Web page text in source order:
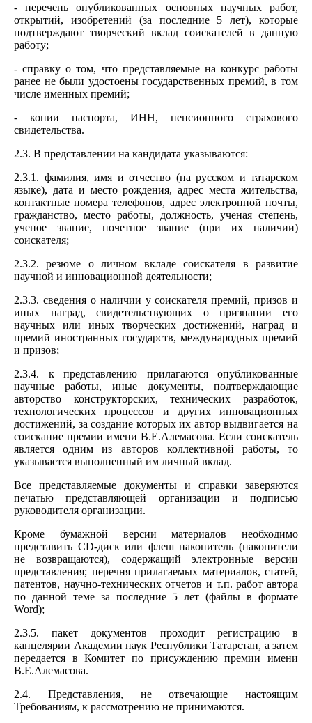
- перечень опубликованных основных научных работ,
открытий, изобрете­ний (за последние 5 лет), которые
подтверждают творческий вклад соискателей в данную
работу;
- справку о том, что представляемые на конкурс работы
ранее не были удостоены государственных премий, в том
числе именных премий;
- копии паспорта, ИНН, пенсионного страхового
свидетельства.
2.3. В представлении на кандидата указываются:
2.3.1. фамилия, имя и отчество (на русском и татарском
языке), дата и место рождения, адрес места жительства,
контактные номера телефонов, адрес электронной почты,
гражданство, место работы, должность, ученая степень,
ученое звание, почетное звание (при их наличии)
соискателя;
2.3.2. резюме о личном вкладе соискателя в развитие
научной и инновационной деятельности;
2.3.3. сведения о наличии у соискателя премий, призов и
иных наград, свидетельствующих о признании его
научных или иных творческих достижений, наград и
премий иностранных государств, международных премий
и призов;
2.3.4. к представлению прилагаются опубликованные
научные работы, иные документы, подтверждающие
авторство конструкторских, технических разработок,
технологических процессов и других инновационных
достижений, за создание которых их автор выдвигается на
соискание премии имени В.Е.Алемасова. Если соискатель
является одним из авторов коллективной работы, то
указывается выполненный им личный вклад.
Все представляемые документы и справки заверяются
печатью представляющей организации и подписью
руководителя организации.
Кроме бумажной версии материалов необходимо
представить СD-диск или флеш накопитель (накопители
не возвращаются), содержащий электронные версии
представления; перечня прилагаемых материалов, статей,
патентов, научно-технических отчетов и т.п. работ автора
по данной теме за последние 5 лет (файлы в формате
Word);
2.3.5. пакет документов проходит регистрацию в
канцелярии Академии наук Республики Татарстан, а затем
передается в Комитет по присуждению премии имени
В.Е.Алемасова.
2.4. Представления, не отвечающие настоящим
Требованиям, к рассмотрению не принимаются.